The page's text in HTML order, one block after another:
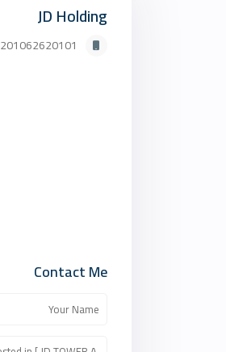
JD Holding
201062620101+
Contact Me